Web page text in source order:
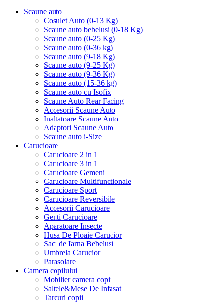
Scaune auto
Cosulet Auto (0-13 Kg)
Scaune auto bebelusi (0-18 Kg)
Scaune auto (0-25 Kg)
Scaune auto (0-36 kg)
Scaune auto (9-18 Kg)
Scaune auto (9-25 Kg)
Scaune auto (9-36 Kg)
Scaune auto (15-36 kg)
Scaune auto cu Isofix
Scaune Auto Rear Facing
Accesorii Scaune Auto
Inaltatoare Scaune Auto
Adaptori Scaune Auto
Scaune auto i-Size
Carucioare
Carucioare 2 in 1
Carucioare 3 in 1
Carucioare Gemeni
Carucioare Multifunctionale
Carucioare Sport
Carucioare Reversibile
Accesorii Carucioare
Genti Carucioare
Aparatoare Insecte
Husa De Ploaie Carucior
Saci de Iarna Bebelusi
Umbrela Carucior
Parasolare
Camera copilului
Mobilier camera copii
Saltele&Mese De Infasat
Tarcuri copii